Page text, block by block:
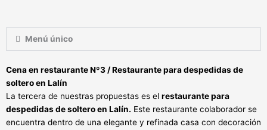
Menú único
Cena en restaurante Nº3 / Restaurante para despedidas de
soltero en Lalín
La tercera de nuestras propuestas es el restaurante para
despedidas de soltero en Lalín. Este restaurante colaborador se
encuentra dentro de una elegante y refinada casa con decoración